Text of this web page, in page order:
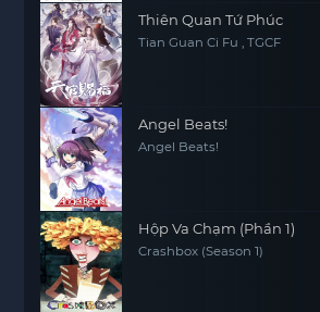
Thiên Quan Tứ Phúc
Tian Guan Ci Fu , TGCF
Angel Beats!
Angel Beats!
Hộp Va Chạm (Phần 1)
Crashbox (Season 1)